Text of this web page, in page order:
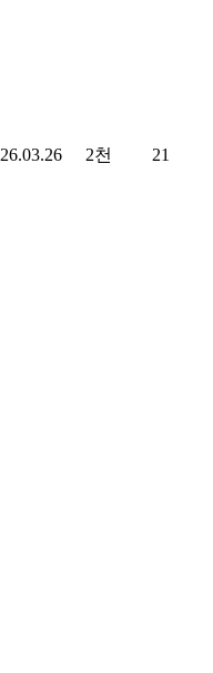
26.03.26 2천 21